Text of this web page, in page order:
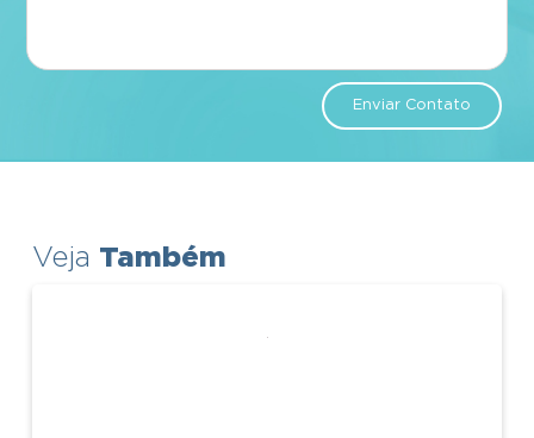
Enviar Contato
Veja Também